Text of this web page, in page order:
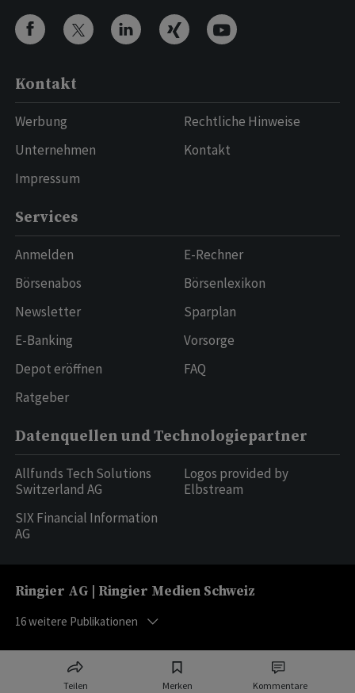
Teilen Merken Kommentare
Kontakt
Werbung
Unternehmen
Impressum
Rechtliche Hinweise
Kontakt
Services
Anmelden
Börsenabos
Newsletter
E-Banking
Depot eröffnen
Ratgeber
E-Rechner
Börsenlexikon
Sparplan
Vorsorge
FAQ
Datenquellen und Technologiepartner
Allfunds Tech Solutions
Switzerland AG
SIX Financial Information
AG
Logos provided by
Elbstream
Ringier AG | Ringier Medien Schweiz
16weitere Publikationen